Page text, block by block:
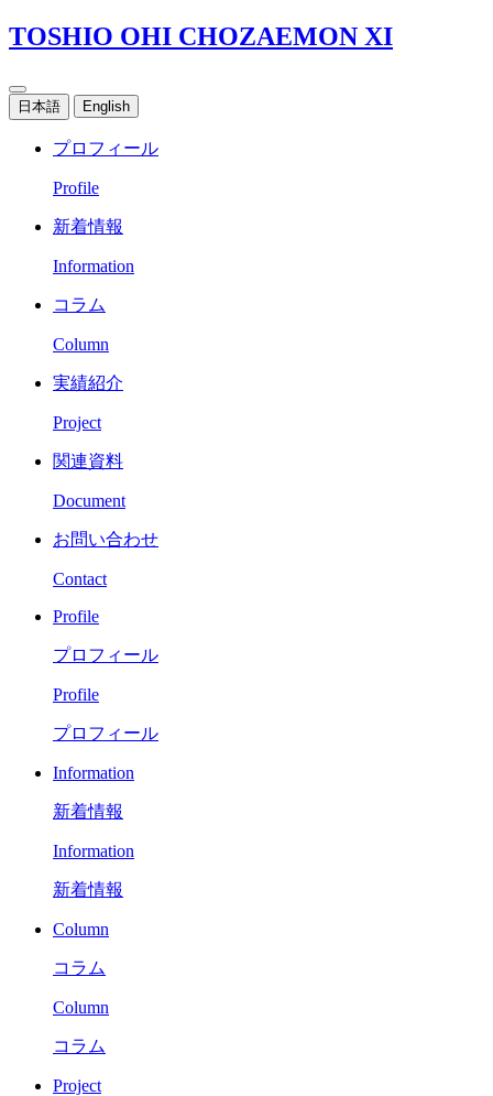
TOSHIO OHI CHOZAEMON XI
日本語 English
プロフィール
Profile
新着情報
Information
コラム
Column
実績紹介
Project
関連資料
Document
お問い合わせ
Contact
Profile
プロフィール
Profile
プロフィール
Information
新着情報
Information
新着情報
Column
コラム
Column
コラム
Project